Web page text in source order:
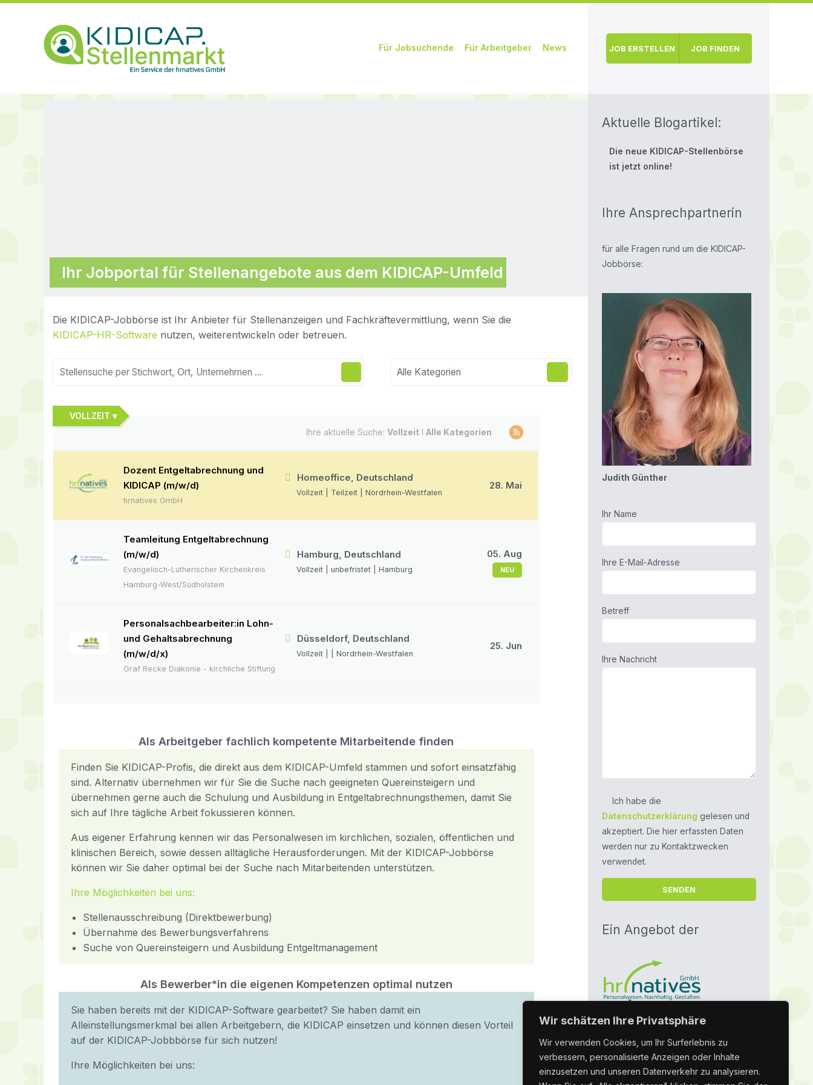
Wir schätzen Ihre Privatsphäre
Wir verwenden Cookies, um Ihr Surferlebnis zu
verbessern, personalisierte Anzeigen oder Inhalte
einzusetzen und unseren Datenverkehr zu analysieren.
Für Jobsuchende Für Arbeitgeber News JOB ERSTELLEN JOB FINDEN
Ihr Jobportal für Stellenangebote aus dem KIDICAP-Umfeld
Die KIDICAP-Jobbörse ist Ihr Anbieter für Stellenanzeigen und Fachkräftevermittlung, wenn Sie die
KIDICAP-HR-Software nutzen, weiterentwickeln oder betreuen.
Alle Kategorien
VOLLZEIT ▾
Ihre aktuelle Suche: VollzeitI Alle Kategorien
Dozent Entgeltabrechnung und
KIDICAP (m/w/d)
hrnatives GmbH
Homeoffice, Deutschland
Vollzeit | Teilzeit | Nordrhein-Westfalen
28. Mai
Teamleitung Entgeltabrechnung
(m/w/d)
Evangelisch-Lutherischer Kirchenkreis
Hamburg-West/Südholstein
Hamburg, Deutschland
Vollzeit | unbefristet | Hamburg
05. Aug
NEU
Personalsachbearbeiter:in Lohn-
und Gehaltsabrechnung
(m/w/d/x)
Graf Recke Diakonie - kirchliche Stiftung
Düsseldorf, Deutschland
Vollzeit | | Nordrhein-Westfalen
25. Jun
Als Arbeitgeber fachlich kompetente Mitarbeitende finden
Finden Sie KIDICAP-Profis, die direkt aus dem KIDICAP-Umfeld stammen und sofort einsatzfähig
sind. Alternativ übernehmen wir für Sie die Suche nach geeigneten Quereinsteigern und
übernehmen gerne auch die Schulung und Ausbildung in Entgeltabrechnungsthemen, damit Sie
sich auf Ihre tägliche Arbeit fokussieren können.
Aus eigener Erfahrung kennen wir das Personalwesen im kirchlichen, sozialen, öffentlichen und
klinischen Bereich, sowie dessen alltägliche Herausforderungen. Mit der KIDICAP-Jobbörse
können wir Sie daher optimal bei der Suche nach Mitarbeitenden unterstützen.
Ihre Möglichkeiten bei uns:
Stellenausschreibung (Direktbewerbung)
Übernahme des Bewerbungsverfahrens
Suche von Quereinsteigern und Ausbildung Entgeltmanagement
Als Bewerber*in die eigenen Kompetenzen optimal nutzen
Sie haben bereits mit der KIDICAP-Software gearbeitet? Sie haben damit ein
Alleinstellungsmerkmal bei allen Arbeitgebern, die KIDICAP einsetzen und können diesen Vorteil
auf der KIDICAP-Jobbbörse für sich nutzen!
Ihre Möglichkeiten bei uns:
Aktuelle Blogartikel:
Die neue KIDICAP-Stellenbörse
ist jetzt online!
Ihre Ansprechpartnerin
für alle Fragen rund um die KIDICAP-
Jobbörse:
Judith Günther
Ihr Name
Ihre E-Mail-Adresse
Betreff
Ihre Nachricht
Ich habe die
Datenschutzerklärung gelesen und
akzeptiert. Die hier erfassten Daten
werden nur zu Kontaktzwecken
verwendet.
Ein Angebot der
Datenschutz|Impressum